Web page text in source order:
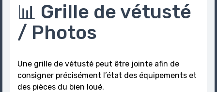
📊 Grille de vétusté
/ Photos
Une grille de vétusté peut être jointe afin de
consigner précisément l’état des équipements et
des pièces du bien loué.